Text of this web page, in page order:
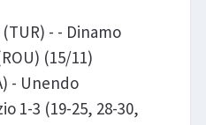
- - Dinamo
(15/11)
- Unendo
1-3 (19-25, 28-30,